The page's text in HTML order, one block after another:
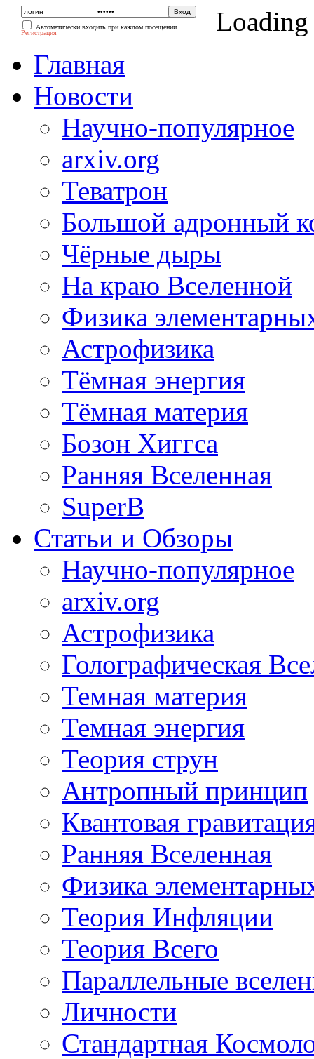
Автоматически входить при каждом посещении
Регистрация
Loading
Главная
Новости
Научно-популярное
arxiv.org
Теватрон
Большой адронный
Чёрные дыры
На краю Вселенной
Физика
Астрофизика
Тёмная энергия
Тёмная материя
Бозон Хиггса
Ранняя Вселенная
SuperB
Статьи и Обзоры
Научно-популярное
arxiv.org
Астрофизика
Голографическая
Темная материя
Темная энергия
Теория струн
Антропный принцип
Квантовая
Ранняя Вселенная
Физика
Теория Инфляции
Теория Всего
Параллельные
Личности
Стандартная